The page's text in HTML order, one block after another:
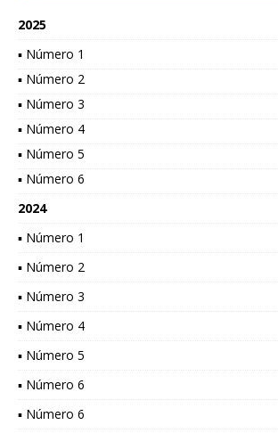
2025
▪ Número 1
▪ Número 2
▪ Número 3
▪ Número 4
▪ Número 5
▪ Número 6
2024
▪ Número 1
▪ Número 2
▪ Número 3
▪ Número 4
▪ Número 5
▪ Número 6
▪ Número 6